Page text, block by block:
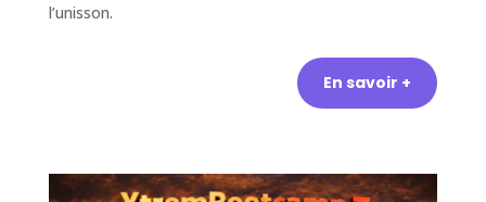
l’unisson.
En savoir +